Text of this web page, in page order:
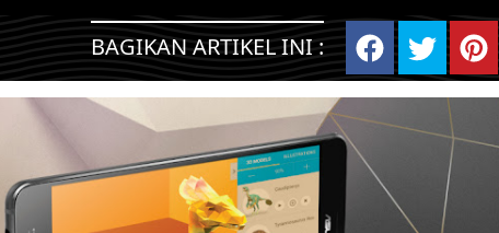
BAGIKAN ARTIKEL INI :